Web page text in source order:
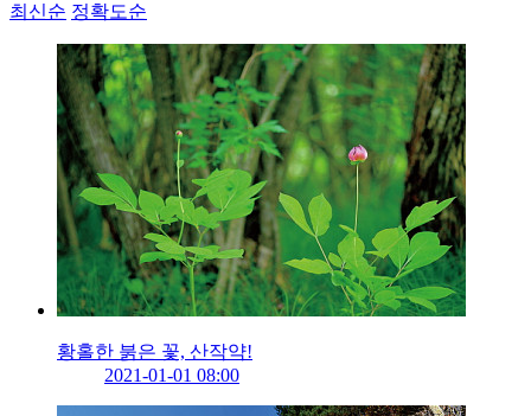
최신순 정확도순
황홀한 붉은 꽃, 산작약!
2021-01-01 08:00